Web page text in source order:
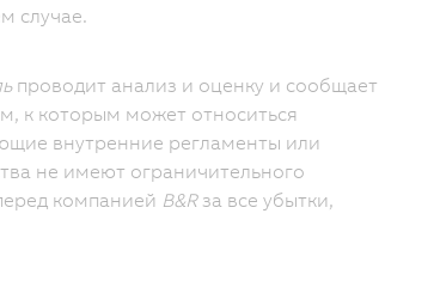
случае.
проводит анализ и оценку и сообщает
к которым может относиться
внутренние регламенты или
не имеют ограничительного
компанией B&Rза все убытки,